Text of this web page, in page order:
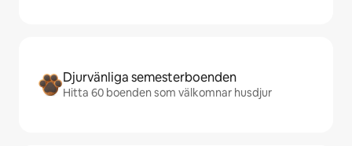
Djurvänliga semesterboenden
Hitta 60 boenden som välkomnar husdjur